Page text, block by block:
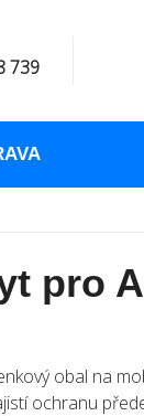
739
pro
obal na
ochranu